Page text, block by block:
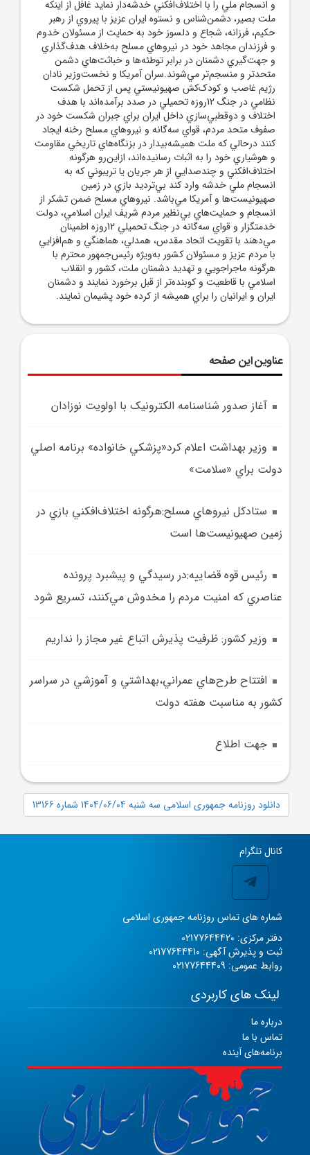
و انسجام ملي را با اختلاف‌افکني خدشه‌دار نمايد غافل از اينکه
ملت بصير، دشمن‌شناس و نستوه ايران عزيز با پيروي از رهبر
حکيم، فرزانه، شجاع و دلسوز خود به حمايت از مسئولان خدوم
و فرزندان مجاهد خود در نيروهاي مسلح به‌خلاف هدف‌گذاري
و جهت‌گيري دشمنان در برابر توطئه‌ها و خباثت‌هاي دشمن
متحدتر و منسجم‌تر مي‌شوند.سران آمريکا و نخست‌وزير نادان
رژيم غاصب و کودک‌کش صهيونيستي پس از تحمل شکست
نظامي در جنگ 12روزه تحميلي در صدد برآمده‌اند با هدف
اختلاف و دوقطبي‌سازي داخل ايران براي جبران شکست خود در
صفوف متحد مردم، قواي سه‌گانه و نيروهاي مسلح رخنه ايجاد
کنند درحالي که ملت هميشه‌بيدار در بزنگاه‌هاي تاريخي مقاومت
و هوشياري خود را به اثبات رسانيده‌اند، ازاين‌رو هرگونه
اختلاف‌افکني و چندصدايي از هر جريان يا تريبوني که به
انسجام ملي خدشه وارد کند بي‌ترديد بازي در زمين
صهيونيست‌ها و آمريکا مي‌باشد. نيروهاي مسلح ضمن تشکر از
انسجام و حمايت‌هاي بي‌نظير مردم شريف ايران اسلامي، دولت
خدمتگزار و قواي سه‌گانه در جنگ تحميلي 12روزه اطمينان
مي‌دهند با تقويت اتحاد مقدس، همدلي، هماهنگي و هم‌افزايي
با مردم عزيز و مسئولان کشور به‌ويژه رئيس‌جمهور محترم با
هرگونه ماجراجويي و تهديد دشمنان ملت، کشور و انقلاب
اسلامي با قاطعيت و کوبنده‌تر از قبل برخورد نمايند و دشمنان
ايران و ايرانيان را براي هميشه از کرده خود پشيمان نمايند.
عناوین این صفحه
آغاز صدور شناسنامه الکترونيک با اولويت نوزادان
وزير بهداشت اعلام کرد«پزشکي خانواده» برنامه اصلي
دولت براي «سلامت»
ستادکل نيروهاي مسلح:هرگونه اختلاف‌افکني بازي در
زمين صهيونيست‌ها است
رئيس قوه قضاييه:در رسيدگي و پيشبرد پرونده
عناصري که امنيت مردم را مخدوش مي‌کنند، تسريع شود
وزير کشور: ظرفيت پذيرش اتباع غير مجاز را نداريم
افتتاح طرح‌هاي عمراني،بهداشتي و آموزشي در سراسر
کشور به مناسبت هفته دولت
جهت اطلاع
دانلود روزنامه جمهوری اسلامی سه شنبه 1404/06/04 شماره 13166
کانال تلگرام
شماره های تماس روزنامه جمهوری اسلامی
دفتر مرکزی: 02177644420
ثبت و پذیرش آگهی: 02177644410
روابط عمومی: 02177644409
لینک های کاربردی
درباره ما
تماس با ما
برنامه‌های آینده